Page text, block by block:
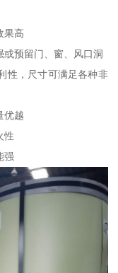
果高
或预留门、窗、风口洞
性，尺寸可满足各种非
优越
性
强